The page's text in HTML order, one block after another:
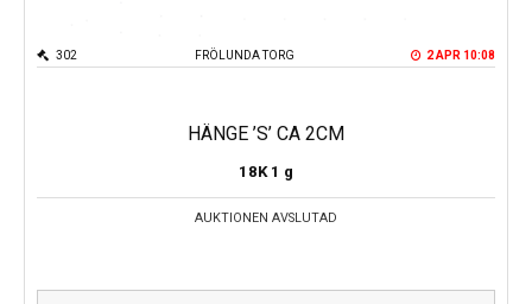
FRÖLUNDA TORG
302 2 APR 10:08
HÄNGE ’S’ CA 2CM
18K 1 g
AUKTIONEN AVSLUTAD